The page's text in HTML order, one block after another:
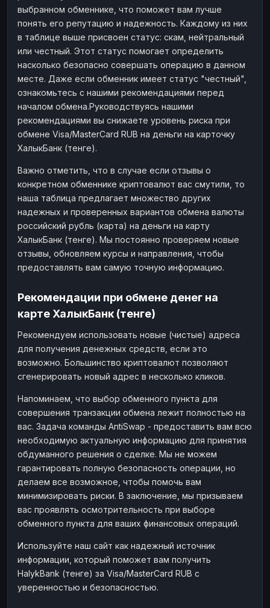
выбранном обменнике, что поможет вам лучше
понять его репутацию и надежность. Каждому из них
в таблице выше присвоен статус: скам, нейтральный
или честный. Этот статус помогает определить
насколько безопасно совершать операцию в данном
месте. Даже если обменник имеет статус "честный",
ознакомьтесь с нашими рекомендациями перед
началом обмена.Руководствуясь нашими
рекомендациями вы снижаете уровень риска при
обмене Visa/MasterCard RUB на деньги на карточку
ХалыкБанк (тенге).
Важно отметить, что в случае если отзывы о
конкретном обменнике криптовалют вас смутили, то
наша таблица предлагает множество других
надежных и проверенных вариантов обмена валюты
российский рубль (карта) на деньги на карту
ХалыкБанк (тенге). Мы постоянно проверяем новые
отзывы, обновляем курсы и направления, чтобы
предоставлять вам самую точную информацию.
Рекомендации при обмене денег на
карте ХалыкБанк (тенге)
Рекомендуем использовать новые (чистые) адреса
для получения денежных средств, если это
возможно. Большинство криптовалют позволяют
сгенерировать новый адрес в несколько кликов.
Напоминаем, что выбор обменного пункта для
совершения транзакции обмена лежит полностью на
вас. Задача команды AntiSwap - предоставить вам всю
необходимую актуальную информацию для принятия
обдуманного решения о сделке. Мы не можем
гарантировать полную безопасность операции, но
делаем все возможное, чтобы помочь вам
минимизировать риски. В заключение, мы призываем
вас проявлять осмотрительность при выборе
обменного пункта для ваших финансовых операций.
Используйте наш сайт как надежный источник
информации, который поможет вам получить
HalykBank (тенге) за Visa/MasterCard RUB с
уверенностью и безопасностью.